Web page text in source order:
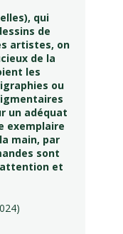
qui
de
artistes, on
de la
les
ou
un adéquat
exemplaire
main, par
sont
attention et